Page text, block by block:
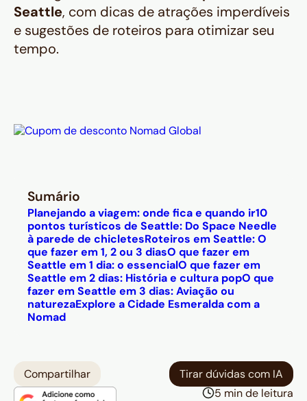
Seattle, com dicas de atrações imperdíveis
e sugestões de roteiros para otimizar seu
tempo.
Sumário
Planejando a viagem: onde fica e quando ir10
pontos turísticos de Seattle: Do Space Needle
à parede de chicletesRoteiros em Seattle: O
que fazer em 1, 2 ou 3 diasO que fazer em
Seattle em 1 dia: o essencialO que fazer em
Seattle em 2 dias: História e cultura popO que
fazer em Seattle em 3 dias: Aviação ou
naturezaExplore a Cidade Esmeralda com a
Nomad
Compartilhar
Tirar dúvidas com IA
5 min de leitura